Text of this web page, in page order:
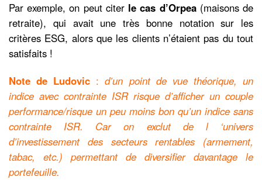
Par exemple, on peut citer le cas d’Orpea(maisons de
retraite), qui avait une très bonne notation sur les
critères ESG, alors que les clients n’étaient pas du tout
satisfaits !
Note de Ludovic :d’un point de vue théorique, un
indice avec contrainte ISR risque d’afficher un couple
performance/risque un peu moins bon qu’un indice sans
contrainte ISR. Car on exclut de l ‘univers
d’investissement des secteurs rentables (armement,
tabac, etc.) permettant de diversifier davantage le
portefeuille.